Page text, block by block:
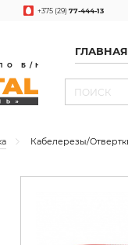
+375 (29)77-444-13
Б/Н
ГЛАВНАЯ
Кабелерезы/